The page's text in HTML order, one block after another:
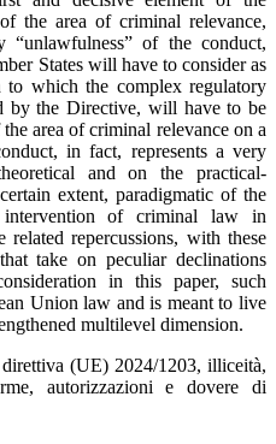
the area of criminal relevance,
“unlawfulness” of the conduct,
States will have to consider as
which the complex regulatory
by the Directive, will have to be
area of criminal relevance on a
in fact, represents a very
and on the practical-
extent, paradigmatic of the
intervention of criminal law in
repercussions, with these
take on peculiar declinations
in this paper, such
Union law and is meant to live
multilevel dimension.
(UE) 2024/1203, illiceità,
autorizzazioni e dovere di